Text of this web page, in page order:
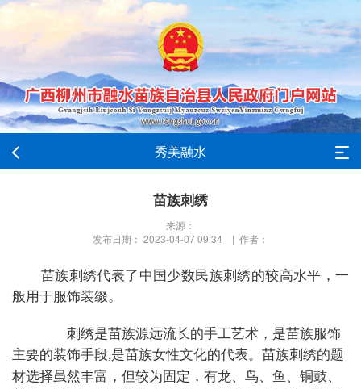
秀美融水
苗族刺绣
来源：
发布日期： 2023-04-07 09:34 | 作者：
苗族刺绣代表了中国少数民族刺绣的较高水平，一
般用于服饰装缀。
刺绣是苗族源远流长的手工艺术，是苗族服饰
主要的装饰手段,是苗族女性文化的代表。苗族刺绣的题
材选择虽然丰富，但较为固定，有龙、鸟、鱼、铜鼓、